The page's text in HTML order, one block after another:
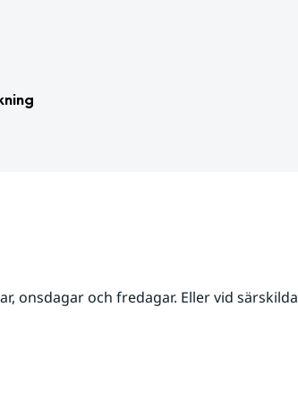
onsdagar och fredagar. Eller vid särskilda